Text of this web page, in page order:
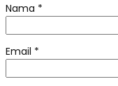
Nama *
Email *